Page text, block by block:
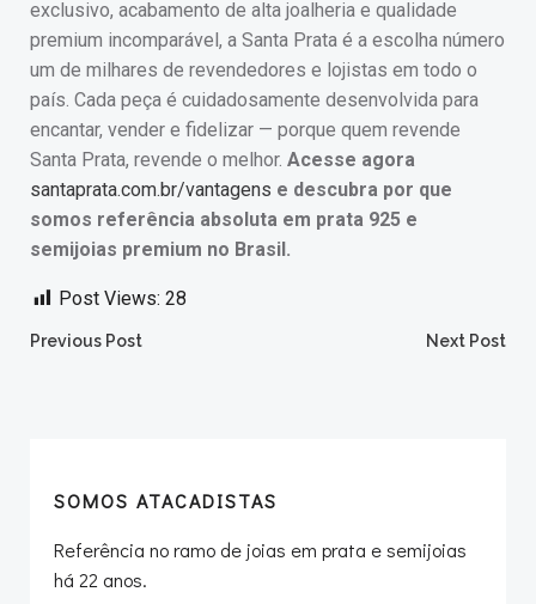
exclusivo, acabamento de alta joalheria e qualidade
premium incomparável, a Santa Prata é a escolha número
um de milhares de revendedores e lojistas em todo o
país. Cada peça é cuidadosamente desenvolvida para
encantar, vender e fidelizar — porque quem revende
Santa Prata, revende o melhor. Acesse agora
santaprata.com.br/vantagens e descubra por que
somos referência absoluta em prata 925 e
semijoias premium no Brasil.
Post Views: 28
Post
Previous Post Next Post
SOMOS ATACADISTAS
Referência no ramo de joias em prata e semijoias
há 22 anos.